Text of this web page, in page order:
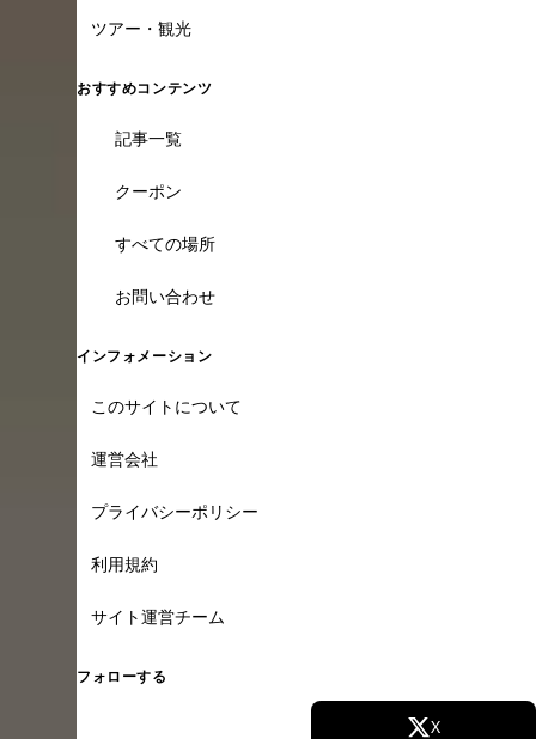
ツアー・観光
おすすめコンテンツ
記事一覧
クーポン
すべての場所
お問い合わせ
インフォメーション
このサイトについて
運営会社
プライバシーポリシー
利用規約
サイト運営チーム
フォローする
X